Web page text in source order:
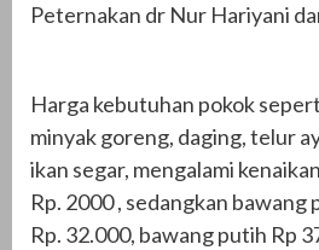
Peternakan dr Nur Hariyani
Harga kebutuhan pokok
minyak goreng, daging, telur
ikan segar, mengalami
Rp. 2000 , sedangkan bawang
Rp. 32.000, bawang putih Rp